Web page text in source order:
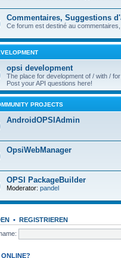
Commentaires, Suggestions
Ce forum est destiné au
opsi development
The place for development of / with / for
Post your API questions here!
PROJECTS
AndroidOPSIAdmin
OpsiWebManager
OPSI PackageBuilder
Moderator: pandel
• REGISTRIEREN
ONLINE?